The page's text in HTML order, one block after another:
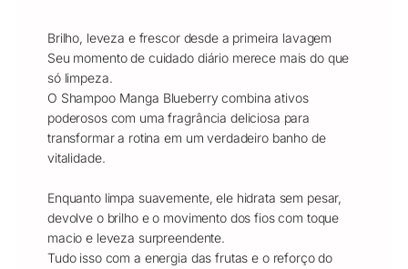
Brilho, leveza e frescor desde a primeira lavagem
Seu momento de cuidado diário merece mais do que
só limpeza.
O Shampoo Manga Blueberry combina ativos
poderosos com uma fragrância deliciosa para
transformar a rotina em um verdadeiro banho de
vitalidade.
Enquanto limpa suavemente, ele hidrata sem pesar,
devolve o brilho e o movimento dos fios com toque
macio e leveza surpreendente.
Tudo isso com a energia das frutas e o reforço do